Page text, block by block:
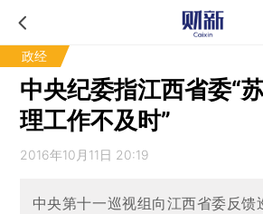
政经
中央纪委指江西省委“
理工作不及时”
2016年10月11日 20:19
中央第十一巡视组向江西省委反馈